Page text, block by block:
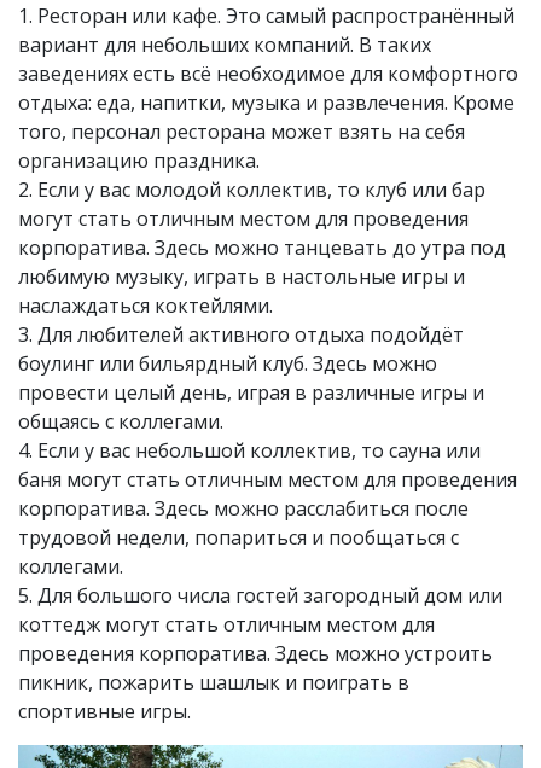
1. Ресторан или кафе. Это самый распространённый
вариант для небольших компаний. В таких
заведениях есть всё необходимое для комфортного
отдыха: еда, напитки, музыка и развлечения. Кроме
того, персонал ресторана может взять на себя
организацию праздника.
2. Если у вас молодой коллектив, то клуб или бар
могут стать отличным местом для проведения
корпоратива. Здесь можно танцевать до утра под
любимую музыку, играть в настольные игры и
наслаждаться коктейлями.
3. Для любителей активного отдыха подойдёт
боулинг или бильярдный клуб. Здесь можно
провести целый день, играя в различные игры и
общаясь с коллегами.
4. Если у вас небольшой коллектив, то сауна или
баня могут стать отличным местом для проведения
корпоратива. Здесь можно расслабиться после
трудовой недели, попариться и пообщаться с
коллегами.
5. Для большого числа гостей загородный дом или
коттедж могут стать отличным местом для
проведения корпоратива. Здесь можно устроить
пикник, пожарить шашлык и поиграть в
спортивные игры.